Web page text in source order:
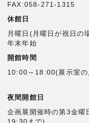
FAX:058-271-1315
休館日
月曜日(月曜日が祝日の
年末年始
開館時間
10:00～18:00(展示室
夜間開館日
企画展開催時の第3金